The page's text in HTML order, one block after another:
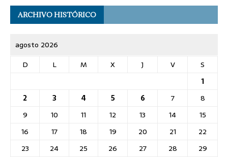
ARCHIVO HISTÓRICO
agosto 2026
D
L M X J V
S
1
2
3 4 5 6 7
8
9
10 11 12 13 14
15
16
17 18 19 20 21
22
23
24 25 26 27 28
29